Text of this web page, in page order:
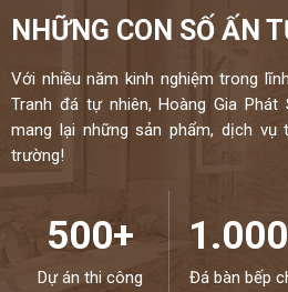
NHỮNG CON SỐ ẤN
Với nhiều năm kinh nghiệm trong
Tranh đá tự nhiên, Hoàng Gia
mang lại những sản phẩm, dịch
trường!
500+
Dự án thi công
Đá bàn bếp